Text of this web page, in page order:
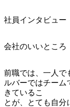
社員インタビュー
会社のいいところ
前職では、一人で
ルバーではチーム
きているこ
とが、とても自分